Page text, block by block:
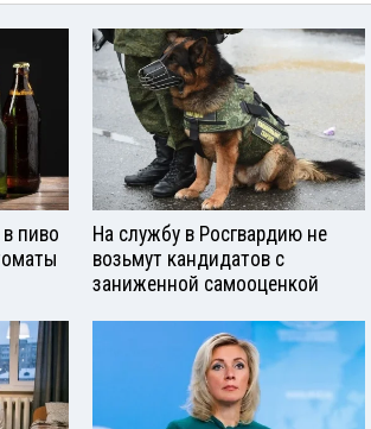
пиво
На службу в Росгвардию не
возьмут кандидатов с
заниженной самооценкой